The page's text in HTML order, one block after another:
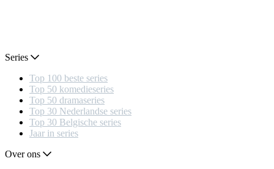
Series
Top 100 beste series
Top 50 komedieseries
Top 50 dramaseries
Top 30 Nederlandse series
Top 30 Belgische series
Jaar in series
Over ons